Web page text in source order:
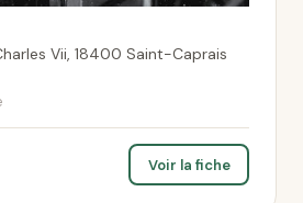
Vii, 18400 Saint-Caprais
Voir la fiche